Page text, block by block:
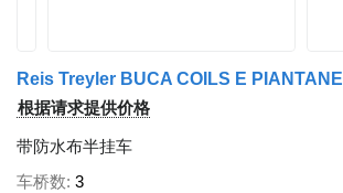
Reis Treyler BUCA COILS E PIANTANE
根据请求提供价格
带防水布半挂车
车桥数 3